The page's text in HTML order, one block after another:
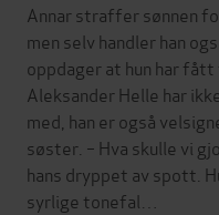
Annar straffer sønnen
men selv handler han
oppdager at hun har
Aleksander Helle har
med, han er også
søster. – Hva skulle vi
hans dryppet av spott.
syrlige tonefal…